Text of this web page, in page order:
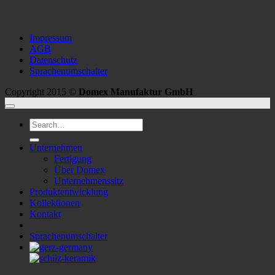
Impressum
AGB
Datenschutz
Sprachenumschalter
Copyright 2015 © Domex Manufaktur GmbH
Search
for:
Unternehmen
Fertigung
Über Domex
Unternehmenssitz
Produktentwicklung
Kollektionen
Kontakt
Sprachenumschalter